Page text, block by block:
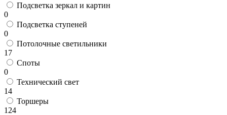
Подсветка зеркал и картин
0
Подсветка ступеней
0
Потолочные светильники
17
Споты
0
Технический свет
14
Торшеры
124